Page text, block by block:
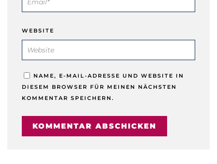
WEBSITE
NAME, E-MAIL-ADRESSE UND WEBSITE IN
DIESEM BROWSER FÜR MEINEN NÄCHSTEN
KOMMENTAR SPEICHERN.